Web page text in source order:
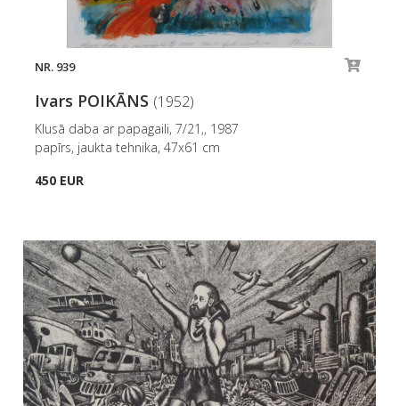
NR. 939
Ivars POIKĀNS (1952)
Klusā daba ar papagaili, 7/21,, 1987
papīrs, jaukta tehnika, 47x61 cm
450 EUR